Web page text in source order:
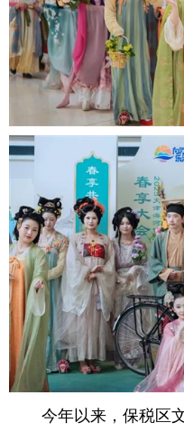
今年以来，保税区